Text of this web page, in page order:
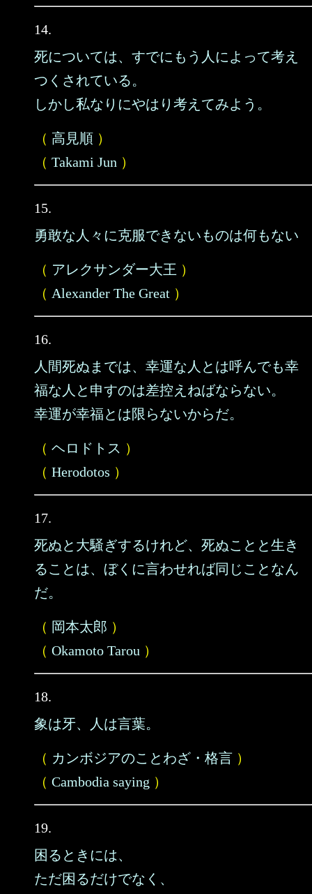
14.
死については、すでにもう人によって考え
つくされている。
しかし私なりにやはり考えてみよう。
（ 高見順 ）
（ Takami Jun ）
15.
勇敢な人々に克服できないものは何もない
（ アレクサンダー大王 ）
（ Alexander The Great ）
16.
人間死ぬまでは、幸運な人とは呼んでも幸
福な人と申すのは差控えねばならない。
幸運が幸福とは限らないからだ。
（ ヘロドトス ）
（ Herodotos ）
17.
死ぬと大騒ぎするけれど、死ぬことと生き
ることは、ぼくに言わせれば同じことなん
だ。
（ 岡本太郎 ）
（ Okamoto Tarou ）
18.
象は牙、人は言葉。
（ カンボジアのことわざ・格言 ）
（ Cambodia saying ）
19.
困るときには、
ただ困るだけでなく、